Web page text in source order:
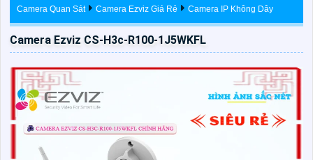
Camera Quan Sát Camera Ezviz Giá Rẻ Camera IP Không Dây
Camera Ezviz CS-H3c-R100-1J5WKFL